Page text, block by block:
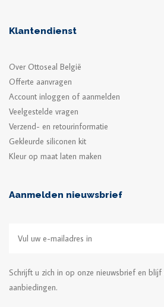
Klantendienst
Over Ottoseal België
Offerte aanvragen
Account inloggen of aanmelden
Veelgestelde vragen
Verzend- en retourinformatie
Gekleurde siliconen kit
Kleur op maat laten maken
Aanmelden nieuwsbrief
Schrijft u zich in op onze nieuwsbrief en
aanbiedingen.